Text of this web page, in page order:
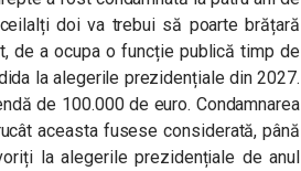
doi va trebui să poarte brățară
de a ocupa o funcție publică timp de
la alegerile prezidențiale din 2027.
de 100.000 de euro. Condamnarea
aceasta fusese considerată, până
la alegerile prezidențiale de anul